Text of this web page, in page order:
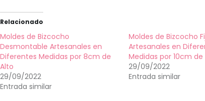
Relacionado
Moldes de Bizcocho
Desmontable Artesanales en
Diferentes Medidas por 8cm de
Alto
29/09/2022
Entrada similar
Moldes de Bizcocho
Artesanales en
Medidas por 10cm de
29/09/2022
Entrada similar